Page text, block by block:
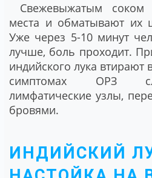
Свежевыжатым соком
места и обматывают их
Уже через 5-10 минут
лучше, боль проходит.
индийского лука втирают
симптомах ОРЗ
лимфатические узлы,
бровями.
ИНДИЙСКИЙ